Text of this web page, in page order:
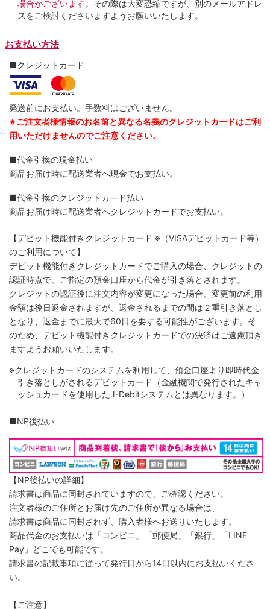
場合がございます。 その際は大変恐縮ですが、別のメールアドレ
スをご検討くださいますようお願いいたします。
お支払い方法
■クレジットカード
発送前にお支払い。手数料はございません。
※ご注文者様情報のお名前と異なる名義のクレジットカードはご利
用いただけませんのでご注意ください。
■代金引換の現金払い
商品お届け時に配送業者へ現金でお支払い。
■代金引換のクレジットカ―ド払い
商品お届け時に配送業者へクレジットカードでお支払い。
【デビット機能付きクレジットカード ※（VISAデビットカード等）
のご利用について】
デビット機能付きクレジットカードでご購入の場合、クレジットの
認証時点で、ご指定の預金口座から代金が引き落とされます。
クレジットの認証後に注文内容が変更になった場合、変更前の利用
金額は後日返金されますが、返金されるまでの間は２重引き落とし
となり、返金までに最大で60日を要する可能性がございます。そ
のため、デビット機能付きクレジットカードでの決済はご遠慮頂き
ますようお願いいたします。
※クレジットカードのシステムを利用して、預金口座より即時代金
引き落としがされるデビットカード（金融機関で発行されたキャ
ッシュカードを使用したJ-Debitシステムとは異なります。）
■NP後払い
【NP後払いの詳細】
請求書は商品に同封されていますので、ご確認ください。
注文者様のご住所とお届け先のご住所が異なる場合は、
請求書は商品に同封されず、購入者様へお送りいたします。
商品代金のお支払いは「コンビニ」「郵便局」「銀行」「LINE
Pay」どこでも可能です。
請求書の記載事項に従って発行日から14日以内にお支払いくださ
い。
【ご注意】